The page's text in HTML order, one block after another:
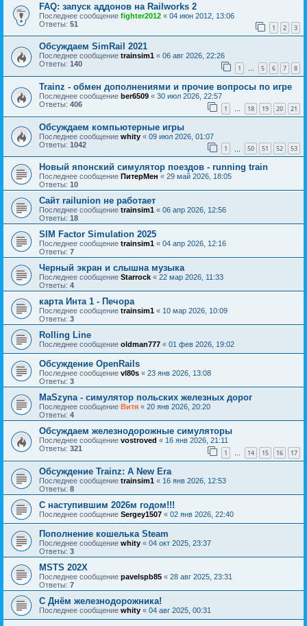
FAQ: запуск аддонов на Railworks 2
Последнее сообщение fighter2012 « 04 июн 2012, 13:06
Ответы: 51 1 2 3
Обсуждаем SimRail 2021
Последнее сообщение trainsim1 « 06 авг 2026, 22:26
Ответы: 140 1 … 5 6 7 8
Trainz - обмен дополнениями и прочие вопросы по игре
Последнее сообщение ber6509 « 30 июл 2026, 22:57
Ответы: 406 1 … 18 19 20 21
Обсуждаем компьютерные игры
Последнее сообщение whity « 09 июл 2026, 01:07
Ответы: 1042 1 50 51 52 53
Новый японский симулятор поездов - running train
Последнее сообщение ПитерМен « 29 май 2026, 18:05
Ответы: 10
Сайт railunion не работает
Последнее сообщение trainsim1 « 06 апр 2026, 12:56
Ответы: 18
SIM Factor Simulation 2025
Последнее сообщение trainsim1 « 04 апр 2026, 12:16
Ответы: 7
Черный экран и слышна музыка
Последнее сообщение Starrock « 22 мар 2026, 11:33
Ответы: 4
карта Инта 1 - Печора
Последнее сообщение trainsim1 « 10 мар 2026, 10:09
Ответы: 3
Rolling Line
Последнее сообщение oldman777 « 01 фев 2026, 19:02
Обсуждение OpenRails
Последнее сообщение vl80s « 23 янв 2026, 13:08
Ответы: 3
MaSzyna - симулятор польских железных дорог
Последнее сообщение Витя « 20 янв 2026, 20:20
Ответы: 4
Обсуждаем железнодорожные симуляторы
Последнее сообщение vostroved « 16 янв 2026, 21:11
Ответы: 321 1 … 14 15 16 17
Обсуждение Trainz: A New Era
Последнее сообщение trainsim1 « 16 янв 2026, 12:53
Ответы: 8
С наступившим 2026м годом!!!
Последнее сообщение Sergey1507 « 02 янв 2026, 22:40
Пополнение кошелька Steam
Последнее сообщение whity « 04 окт 2025, 23:37
Ответы: 3
MSTS 202X
Последнее сообщение pavelspb85 « 28 авг 2025, 23:31
Ответы: 7
С Днём железнодорожника!
Последнее сообщение whity « 04 авг 2025, 00:31